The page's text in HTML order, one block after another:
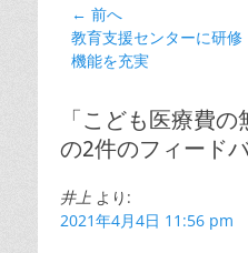
投
稿
ナ
ゲ
ー
シ
ョ
← 前へ
前
の
稿:
教育支援センターに研修
機能を充実
「こども医療費
の2件のフィード
井上 より:
2021年4月4日 11:56 pm